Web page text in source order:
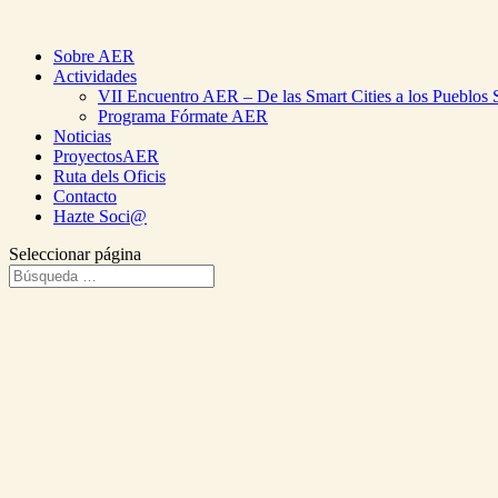
Sobre AER
Actividades
VII Encuentro AER – De las Smart Cities a los Pueblos
Programa Fórmate AER
Noticias
ProyectosAER
Ruta dels Oficis
Contacto
Hazte Soci@
Seleccionar página